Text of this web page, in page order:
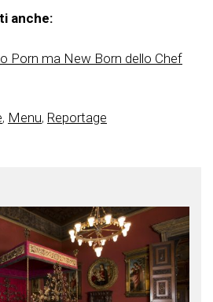
anche:
Porn ma New Born dello Chef
, Menu, Reportage